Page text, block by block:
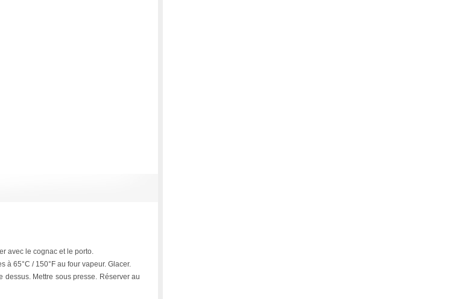
avec le cognac et le porto.
à 65°C / 150°F au four vapeur. Glacer.
Mettre sous presse. Réserver au